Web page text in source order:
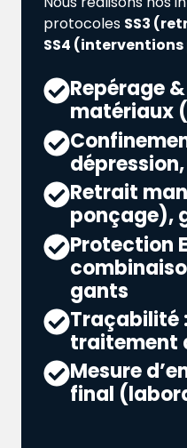
protocoles SS3
SS4
Repérage
matériaux
Retrait
ponçage),
Protection
gants
Traçabilité
traitement
Mesure
final